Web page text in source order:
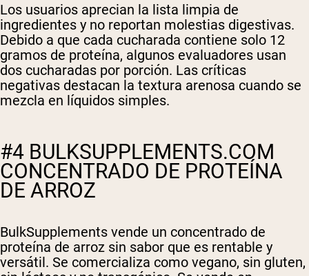
Los usuarios aprecian la lista limpia de
ingredientes y no reportan molestias digestivas.
Debido a que cada cucharada contiene solo 12
gramos de proteína, algunos evaluadores usan
dos cucharadas por porción. Las críticas
negativas destacan la textura arenosa cuando se
mezcla en líquidos simples.
#4 BULKSUPPLEMENTS.COM
CONCENTRADO DE PROTEÍNA
DE ARROZ
BulkSupplements vende un concentrado de
proteína de arroz sin sabor que es rentable y
versátil. Se comercializa como vegano, sin gluten,